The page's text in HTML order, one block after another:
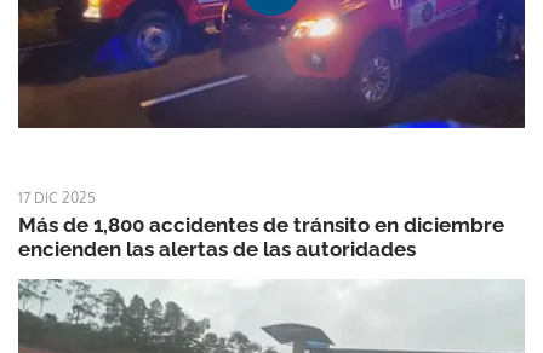
17 DIC 2025
Más de 1,800 accidentes de tránsito en diciembre
encienden las alertas de las autoridades